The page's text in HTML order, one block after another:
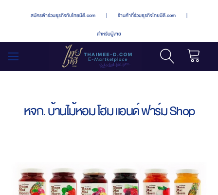
สมัครเข้าร่วมธุรกิจกับไทยมีดี.com | ร้านค้าที่ร่วมธุรกิจไทยมีดี.com |
สำหรับผู้ขาย
หจก. บ้านไม้หอม โฮม แอนด์ ฟาร์ม Shop